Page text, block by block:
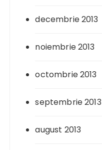
decembrie 2013
noiembrie 2013
octombrie 2013
septembrie 2013
august 2013